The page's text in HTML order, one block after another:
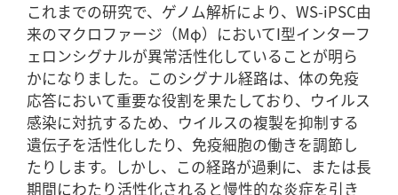
これまでの研究で、ゲノム解析により、WS-iPSC由
来のマクロファージ（Mφ）においてI型インターフ
ェロンシグナルが異常活性化していることが明ら
かになりました。このシグナル経路は、体の免疫
応答において重要な役割を果たしており、ウイルス
感染に対抗するため、ウイルスの複製を抑制する
遺伝子を活性化したり、免疫細胞の働きを調節し
たりします。しかし、この経路が過剰に、または長
期間にわたり活性化されると慢性的な炎症を引き